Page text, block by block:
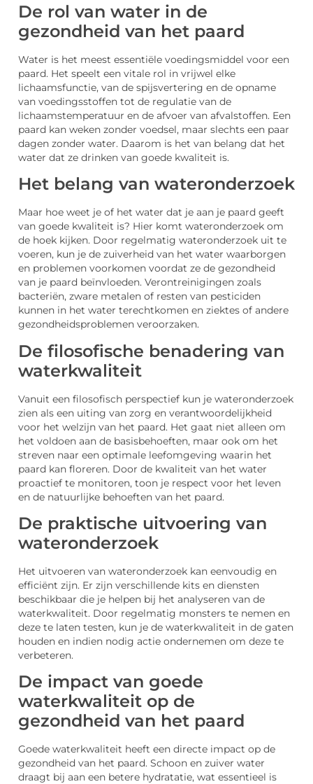
De rol van water in de
gezondheid van het paard
Water is het meest essentiële voedingsmiddel voor een
paard. Het speelt een vitale rol in vrijwel elke
lichaamsfunctie, van de spijsvertering en de opname
van voedingsstoffen tot de regulatie van de
lichaamstemperatuur en de afvoer van afvalstoffen. Een
paard kan weken zonder voedsel, maar slechts een paar
dagen zonder water. Daarom is het van belang dat het
water dat ze drinken van goede kwaliteit is.
Het belang van wateronderzoek
Maar hoe weet je of het water dat je aan je paard geeft
van goede kwaliteit is? Hier komt wateronderzoek om
de hoek kijken. Door regelmatig wateronderzoek uit te
voeren, kun je de zuiverheid van het water waarborgen
en problemen voorkomen voordat ze de gezondheid
van je paard beïnvloeden. Verontreinigingen zoals
bacteriën, zware metalen of resten van pesticiden
kunnen in het water terechtkomen en ziektes of andere
gezondheidsproblemen veroorzaken.
De filosofische benadering van
waterkwaliteit
Vanuit een filosofisch perspectief kun je wateronderzoek
zien als een uiting van zorg en verantwoordelijkheid
voor het welzijn van het paard. Het gaat niet alleen om
het voldoen aan de basisbehoeften, maar ook om het
streven naar een optimale leefomgeving waarin het
paard kan floreren. Door de kwaliteit van het water
proactief te monitoren, toon je respect voor het leven
en de natuurlijke behoeften van het paard.
De praktische uitvoering van
wateronderzoek
Het uitvoeren van wateronderzoek kan eenvoudig en
efficiënt zijn. Er zijn verschillende kits en diensten
beschikbaar die je helpen bij het analyseren van de
waterkwaliteit. Door regelmatig monsters te nemen en
deze te laten testen, kun je de waterkwaliteit in de gaten
houden en indien nodig actie ondernemen om deze te
verbeteren.
De impact van goede
waterkwaliteit op de
gezondheid van het paard
Goede waterkwaliteit heeft een directe impact op de
gezondheid van het paard. Schoon en zuiver water
draagt bij aan een betere hydratatie, wat essentieel is